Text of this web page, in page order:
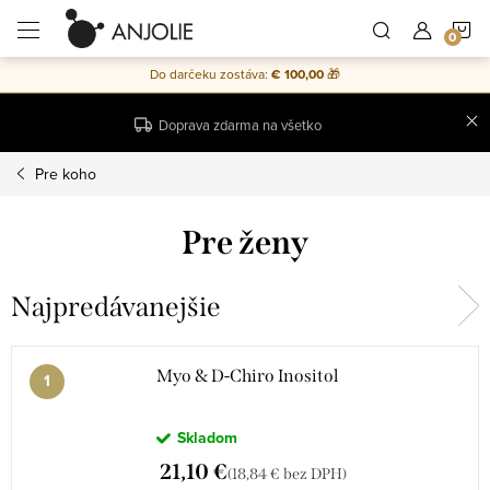
obsah
Do darčeku zostáva: € 100,00🎁
Doprava zdarma na všetko
Pre koho
Pre ženy
Najpredávanejšie
Myo & D-Chiro Inositol
Skladom
21,10 €(18,84 € bez DPH)